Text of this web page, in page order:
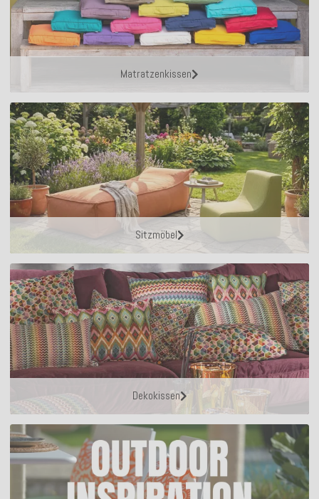
Matratzenkissen
Sitzmöbel
Dekokissen